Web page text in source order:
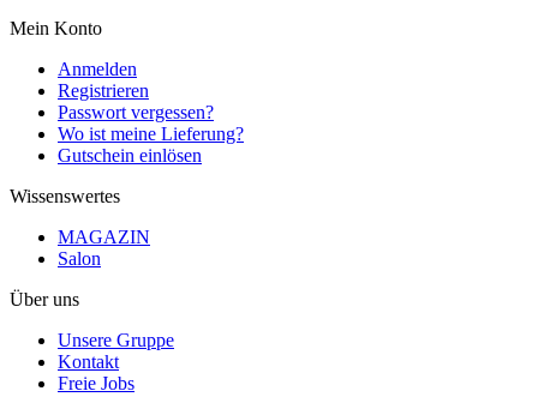
Mein Konto
Anmelden
Registrieren
Passwort vergessen?
Wo ist meine Lieferung?
Gutschein einlösen
Wissenswertes
MAGAZIN
Salon
Über uns
Unsere Gruppe
Kontakt
Freie Jobs